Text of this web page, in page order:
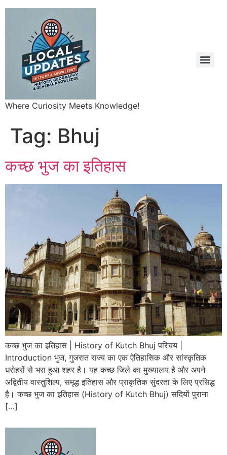
Where Curiosity Meets Knowledge!
Tag: Bhuj
कच्छ भुज का इतिहास
कच्छ भुज का इतिहास | History of Kutch Bhuj परिचय |
Introduction भुज, गुजरात राज्य का एक ऐतिहासिक और सांस्कृतिक
धरोहरों से भरा हुआ शहर है। यह कच्छ जिले का मुख्यालय है और अपने
अद्वितीय वास्तुशिल्प, समृद्ध इतिहास और प्राकृतिक सुंदरता के लिए प्रसिद्ध
है। कच्छ भुज का इतिहास (History of Kutch Bhuj) सदियों पुराना
[…]